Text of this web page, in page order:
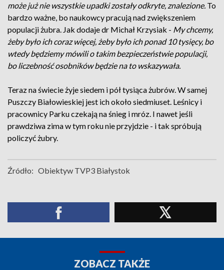
może już nie wszystkie upadki zostały odkryte, znalezione. To
bardzo ważne, bo naukowcy pracują nad zwiększeniem
populacji żubra. Jak dodaje dr Michał Krzysiak - My chcemy,
żeby było ich coraz więcej, żeby było ich ponad 10 tysięcy, bo
wtedy będziemy mówili o takim bezpieczeństwie populacji,
bo liczebność osobników będzie na to wskazywała.
Teraz na świecie żyje siedem i pół tysiąca żubrów. W samej
Puszczy Białowieskiej jest ich około siedmiuset. Leśnicy i
pracownicy Parku czekają na śnieg i mróz. I nawet jeśli
prawdziwa zima w tym roku nie przyjdzie - i tak spróbują
policzyć żubry.
Źródło: Obiektyw TVP3 Białystok
ZOBACZ TAKŻE